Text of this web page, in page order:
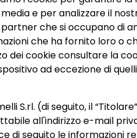
e per analizzare il
che si occupano di
che ha fornito loro o
dei cookie consultare la
ad eccezione di
S.rl. (di seguito, il
all'indirizzo e-mail
di seguito le informazioni